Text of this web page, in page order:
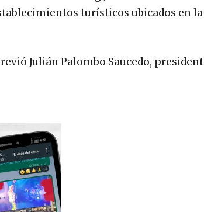
turísticos ubicados en
Julián Palombo Saucedo,